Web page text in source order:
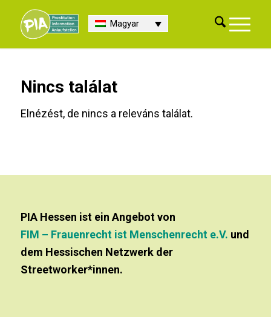
Magyar
Nincs találat
Elnézést, de nincs a releváns találat.
PIA Hessen ist ein Angebot von
FIM – Frauenrecht ist Menschenrecht e.V. und
dem Hessischen Netzwerk der
Streetworker*innen.